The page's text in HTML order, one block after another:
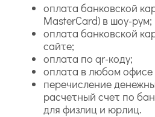
оплата банковской
MasterCard) в шоу-рум;
оплата банковской
сайте;
оплата по qr-коду;
оплата в любом
перечисление
расчетный счет по
для физлиц и юрлиц.